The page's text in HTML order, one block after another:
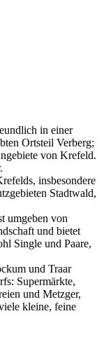
in einer
Ortsteil Verberg;
von Krefeld.
insbesondere
Stadtwald,
umgeben von
und bietet
Single und Paare,
und Traar
Supermärkte,
und Metzger,
kleine, feine